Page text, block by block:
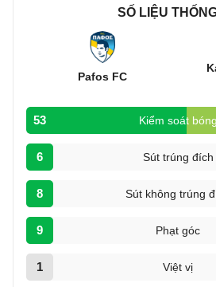
SỐ LIỆU
Pafos FC
53 Kiểm soát bóng
6 Sút trúng đích
8 Sút không trúng
9 Phạt góc
1 Việt vị